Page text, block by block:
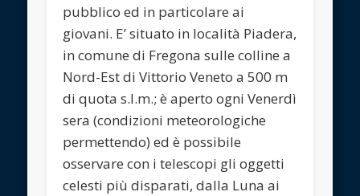
pubblico ed in particolare ai
giovani. E’ situato in località Piadera,
in comune di Fregona sulle colline a
Nord-Est di Vittorio Veneto a 500 m
di quota s.l.m.; è aperto ogni Venerdì
sera (condizioni meteorologiche
permettendo) ed è possibile
osservare con i telescopi gli oggetti
celesti più disparati, dalla Luna ai